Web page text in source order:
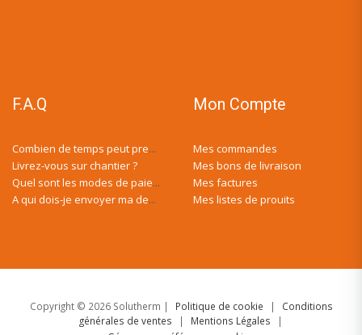
F.A.Q
Combien de temps peut prendre ma demande de devis ?
Livrez-vous sur chantier ?
Quel sont les modes de paiement ?
A qui dois-je envoyer ma demande de devis ?
Mon Compte
Mes commandes
Mes bons de livraison
Mes factures
Mes listes de prouits
Copyright © 2026 Solutherm | Politique de cookie |
Conditions
générales de ventes
| Mentions Légales
|